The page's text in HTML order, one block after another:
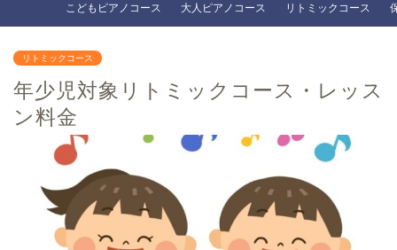
こどもピアノコース
大人ピアノコース リトミックコース
リトミックコース
年少児対象リトミックコース・レッス
ン料金